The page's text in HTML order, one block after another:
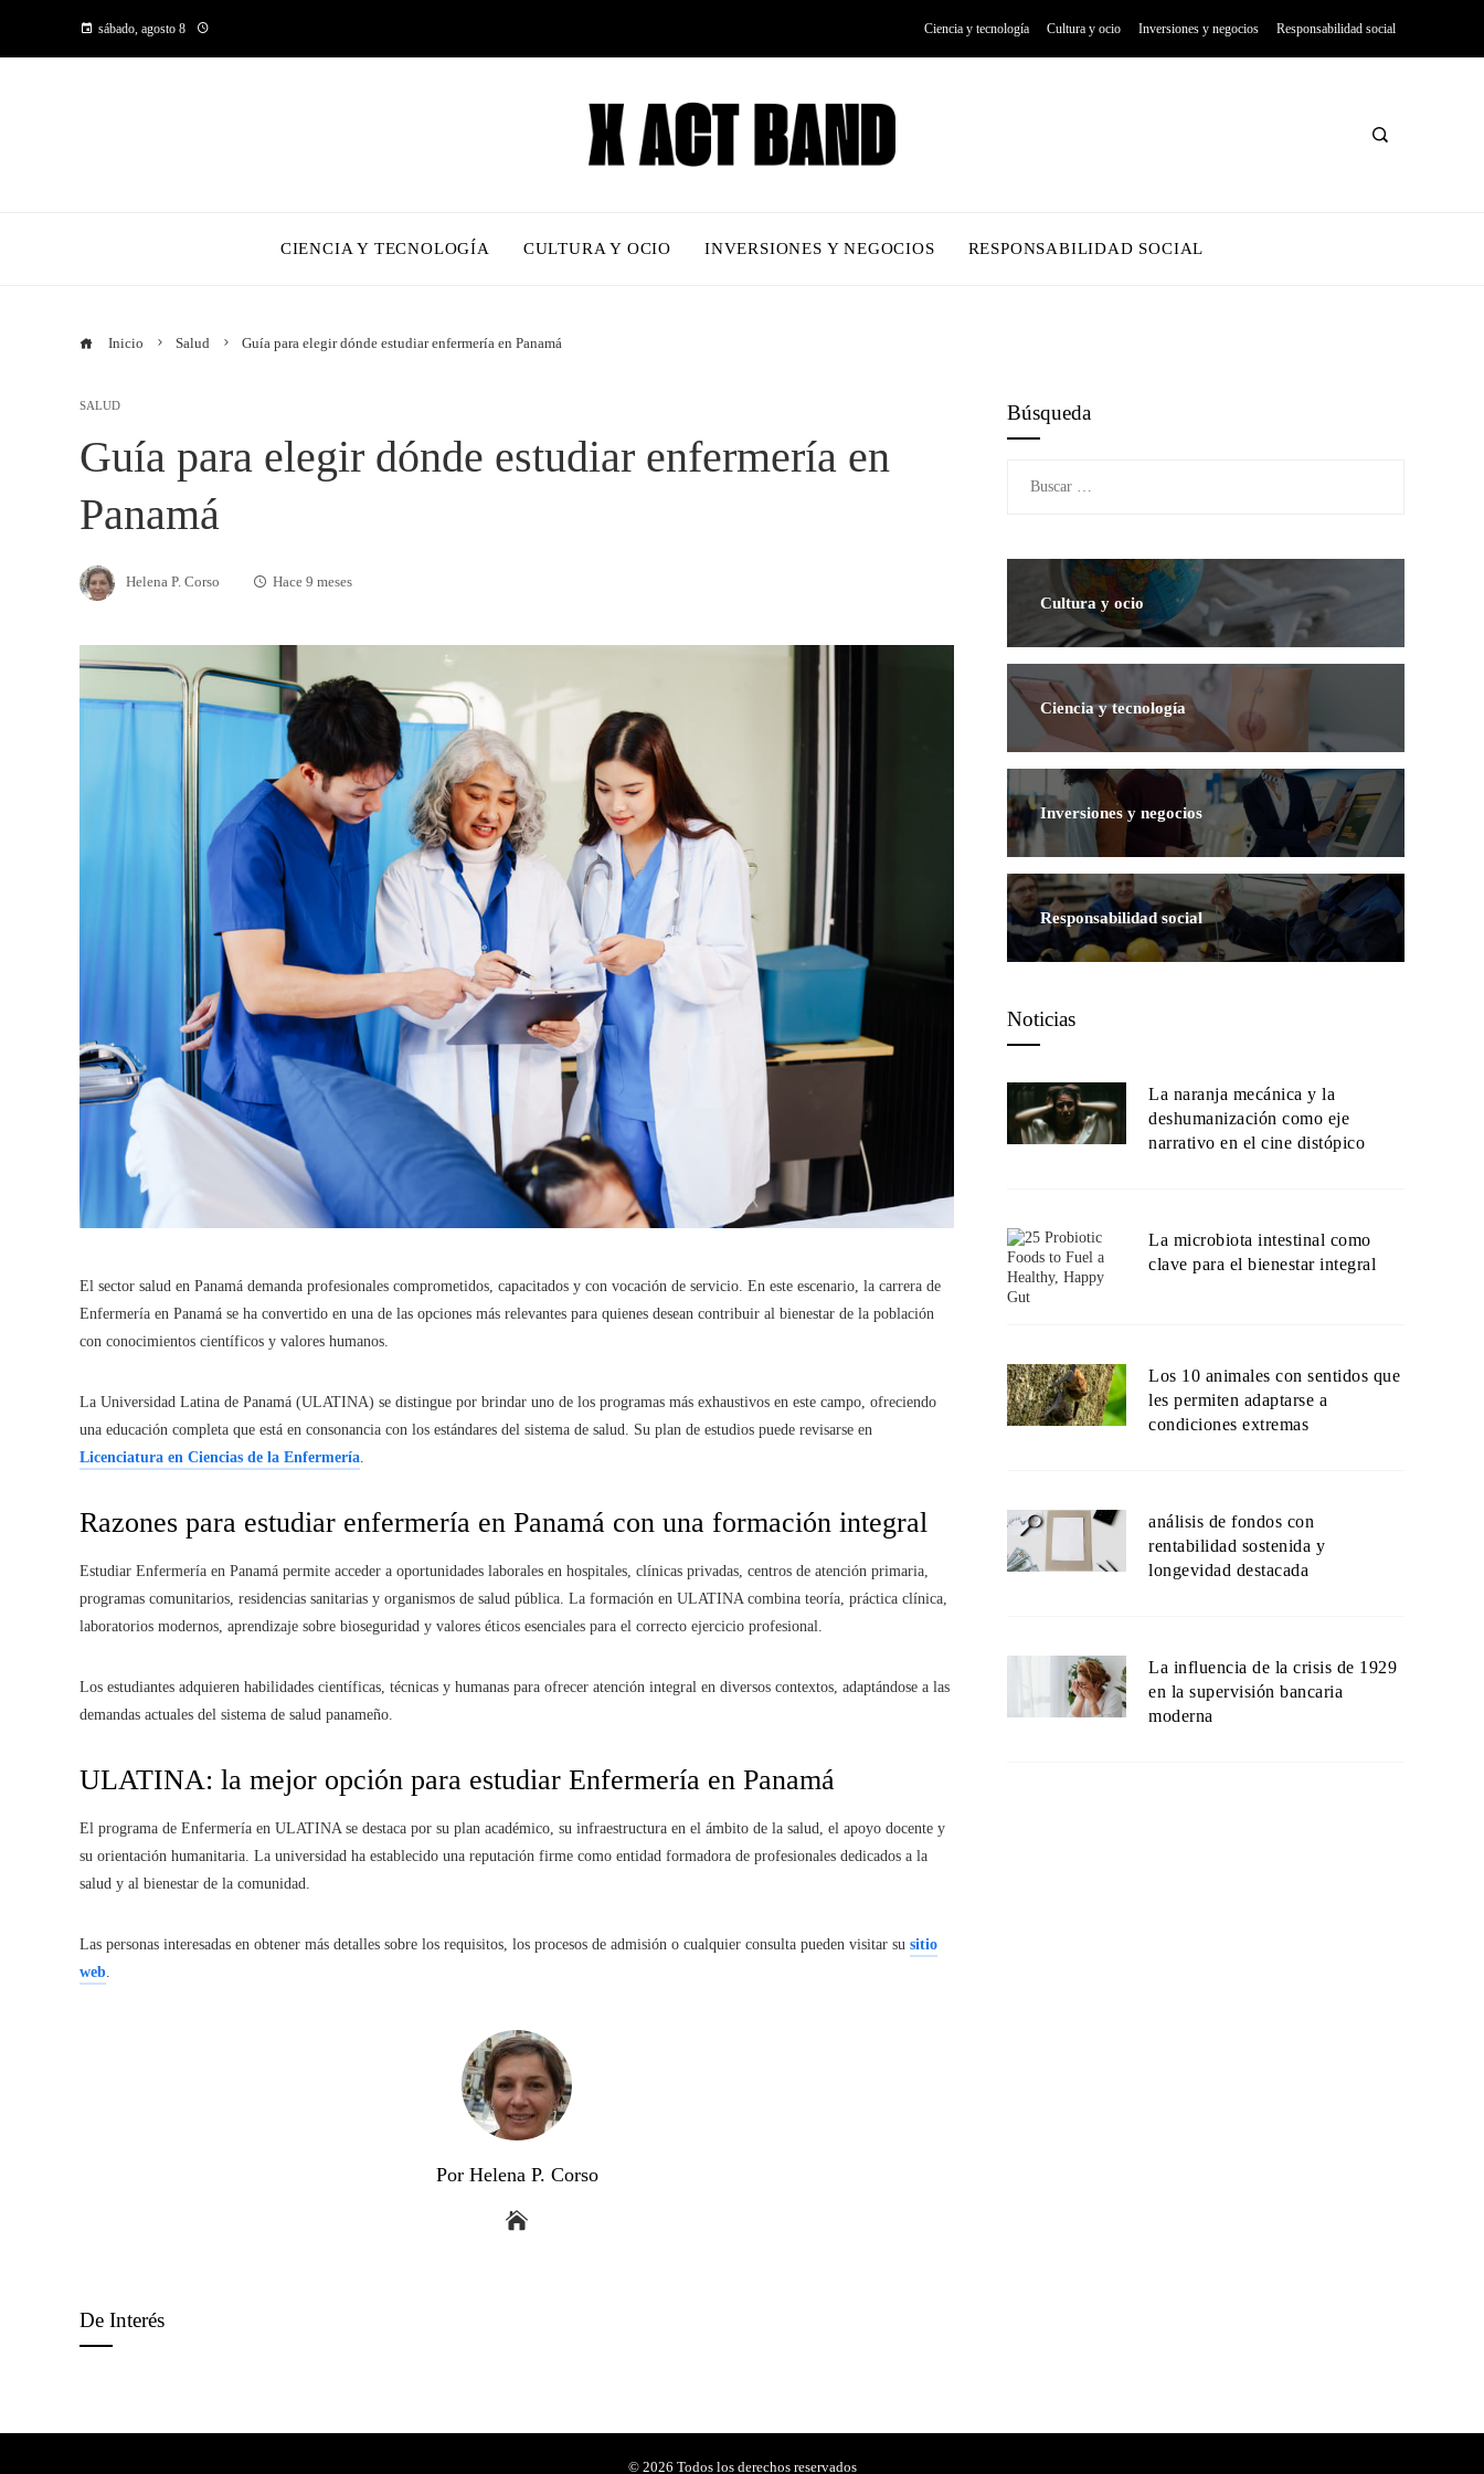
sábado, agosto 8 Ciencia y tecnología Cultura y ocio Inversiones y negocios Responsabilidad social
CIENCIA Y TECNOLOGÍA CULTURA Y OCIO INVERSIONES Y NEGOCIOS RESPONSABILIDAD SOCIAL
Inicio Salud Guía para elegir dónde estudiar enfermería en Panamá
SALUD
Guía para elegir dónde estudiar enfermería en
Panamá
Helena P. Corso Hace 9 meses
El sector salud en Panamá demanda profesionales comprometidos, capacitados y con vocación de servicio. En este escenario, la carrera de
Enfermería en Panamá se ha convertido en una de las opciones más relevantes para quienes desean contribuir al bienestar de la población
con conocimientos científicos y valores humanos.
La Universidad Latina de Panamá (ULATINA) se distingue por brindar uno de los programas más exhaustivos en este campo, ofreciendo
una educación completa que está en consonancia con los estándares del sistema de salud. Su plan de estudios puede revisarse en
Licenciatura en Ciencias de la Enfermería.
Razones para estudiar enfermería en Panamá con una formación integral
Estudiar Enfermería en Panamá permite acceder a oportunidades laborales en hospitales, clínicas privadas, centros de atención primaria,
programas comunitarios, residencias sanitarias y organismos de salud pública. La formación en ULATINA combina teoría, práctica clínica,
laboratorios modernos, aprendizaje sobre bioseguridad y valores éticos esenciales para el correcto ejercicio profesional.
Los estudiantes adquieren habilidades científicas, técnicas y humanas para ofrecer atención integral en diversos contextos, adaptándose a las
demandas actuales del sistema de salud panameño.
ULATINA: la mejor opción para estudiar Enfermería en Panamá
El programa de Enfermería en ULATINA se destaca por su plan académico, su infraestructura en el ámbito de la salud, el apoyo docente y
su orientación humanitaria. La universidad ha establecido una reputación firme como entidad formadora de profesionales dedicados a la
salud y al bienestar de la comunidad.
Las personas interesadas en obtener más detalles sobre los requisitos, los procesos de admisión o cualquier consulta pueden visitar su sitio
web.
Por Helena P. Corso
De Interés
Búsqueda
Cultura y ocio
Ciencia y tecnología
Inversiones y negocios
Responsabilidad social
Noticias
La naranja mecánica y la
deshumanización como eje
narrativo en el cine distópico
La microbiota intestinal como
clave para el bienestar integral
Los 10 animales con sentidos que
les permiten adaptarse a
condiciones extremas
análisis de fondos con
rentabilidad sostenida y
longevidad destacada
La influencia de la crisis de 1929
en la supervisión bancaria
moderna
© 2026 Todos los derechos reservados